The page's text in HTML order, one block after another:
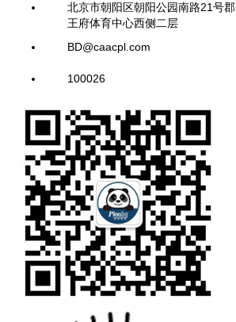
北京市朝阳区朝阳公园南路21号郡
王府体育中心西侧二层
BD@caacpl.com
100026